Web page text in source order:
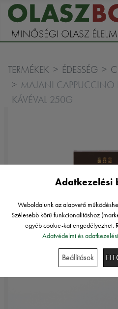
TERMÉKEK ÉDESSÉG
MAJANI CAPPUCCINO
KÁVÉVAL 250G
Adatkezelési
Weboldalunk az alapvető
Szélesebb körű funkcionalitáshoz
egyéb cookie-kat engedélyezhet.
Adatvédelmi és
Beállítások